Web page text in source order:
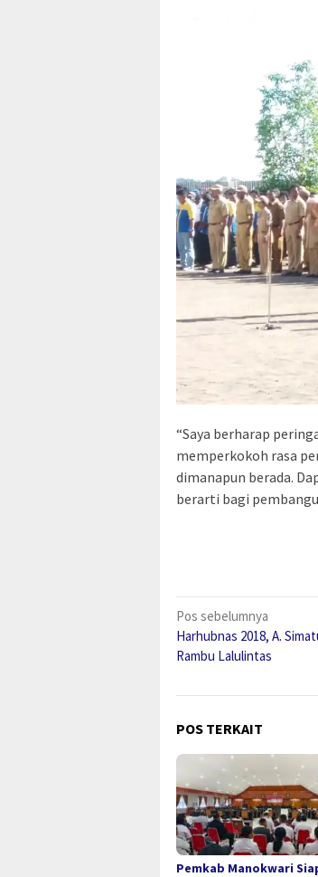
“Saya berharap
memperkokoh rasa
dimanapun berada.
berarti bagi
Navigasi
pos
Pos sebelumnya
Harhubnas 2018, A.
Rambu Lalulintas
POS TERKAIT
Pemkab Manokwari